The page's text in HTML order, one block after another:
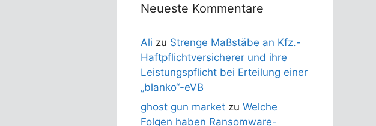
Neueste Kommentare
Ali zu Strenge Maßstäbe an Kfz.-
Haftpflichtversicherer und ihre
Leistungspflicht bei Erteilung einer
„blanko“-eVB
ghost gun market zu Welche
Folgen haben Ransomware-